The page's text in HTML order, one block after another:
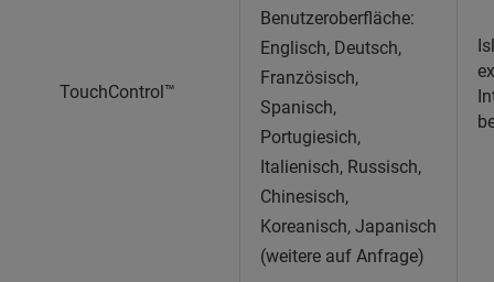
TouchControl™
Benutzeroberfläche:
Englisch, Deutsch,
Französisch,
Spanisch,
Portugiesich,
Italienisch, Russisch,
Chinesisch,
Koreanisch, Japanisch
(weitere auf Anfrage)